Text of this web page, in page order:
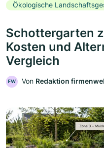
Ökologische
Schottergarten
Kosten und
Vergleich
FW Von Redaktion